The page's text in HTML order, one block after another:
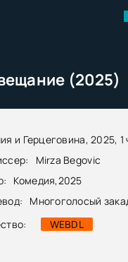
(2025)
и Герцеговина, 2025, 1
Mirza Begovic
Комедия,2025
Многоголосый
WEBDL